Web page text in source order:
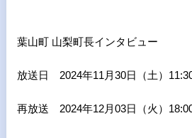
葉山町 山梨町長インタビュー
放送日 2024年11月30日（土）
再放送 2024年12月03日（火）